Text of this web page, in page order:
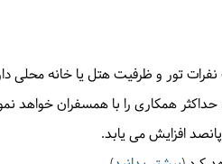
تور و ظرفیت هتل یا خانه محلی
حداکثر همکاری را با همسفران خواهد
افزایش می یابد.